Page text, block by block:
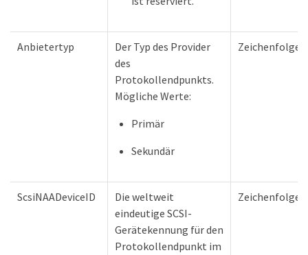
Anbietertyp
Der Typ des Provider
des
Protokollendpunkts.
Mögliche Werte:
Primär
Sekundär
Zeichenfolge
ScsiNAADeviceID
Die weltweit
eindeutige SCSI-
Gerätekennung für den
Protokollendpunkt im
Zeichenfolge